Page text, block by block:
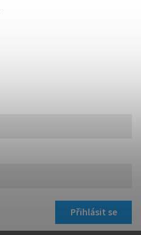
Přihlásit se